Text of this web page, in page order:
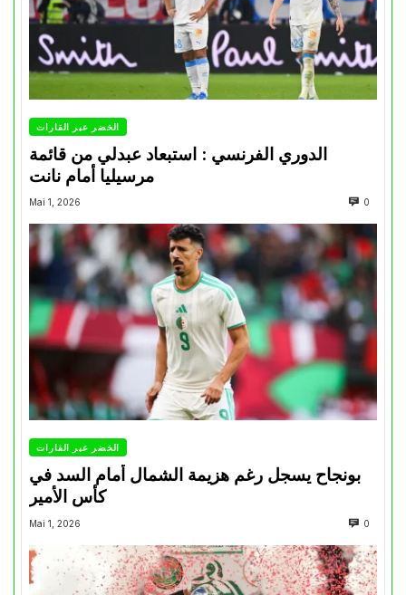
الخضر عبر القارات
الدوري الفرنسي : استبعاد عبدلي من قائمة
مرسيليا أمام نانت
Mai 1, 2026 0
الخضر عبر القارات
بونجاح يسجل رغم هزيمة الشمال أمام السد في
كأس الأمير
Mai 1, 2026 0